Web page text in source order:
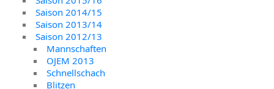
Saison 2014/15
Saison 2013/14
Saison 2012/13
Mannschaften
OJEM 2013
Schnellschach
Blitzen